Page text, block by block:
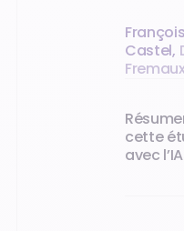
Castel,
cette
avec l’IA